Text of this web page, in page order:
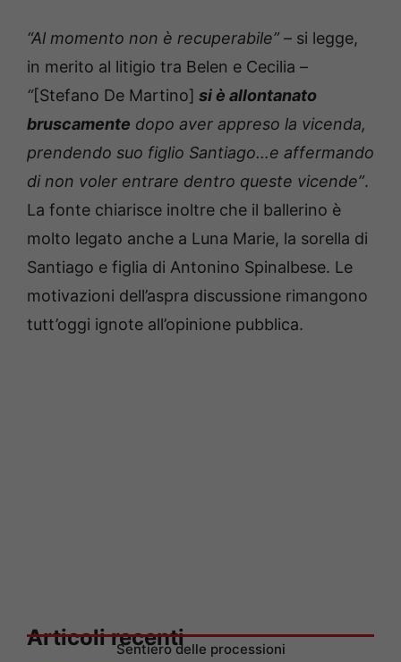
“Al momento non è recuperabile” – si legge,
in merito al litigio tra Belen e Cecilia –
“[Stefano De Martino] si è allontanato
bruscamente dopo aver appreso la vicenda,
prendendo suo figlio Santiago…e affermando
di non voler entrare dentro queste vicende”.
La fonte chiarisce inoltre che il ballerino è
molto legato anche a Luna Marie, la sorella di
Santiago e figlia di Antonino Spinalbese. Le
motivazioni dell’aspra discussione rimangono
tutt’oggi ignote all’opinione pubblica.
Articoli recentiSentiero delle processioni